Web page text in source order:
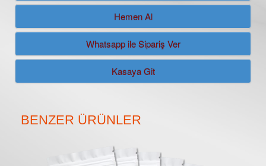
Whatsapp ile Sipariş Ver
Kasaya Git
BENZER ÜRÜNLER